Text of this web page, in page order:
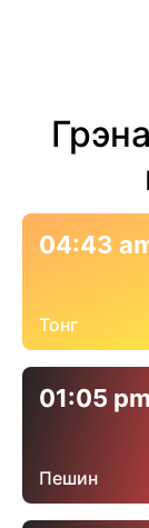
04:43
Тонг
01:05 pm
Пешин